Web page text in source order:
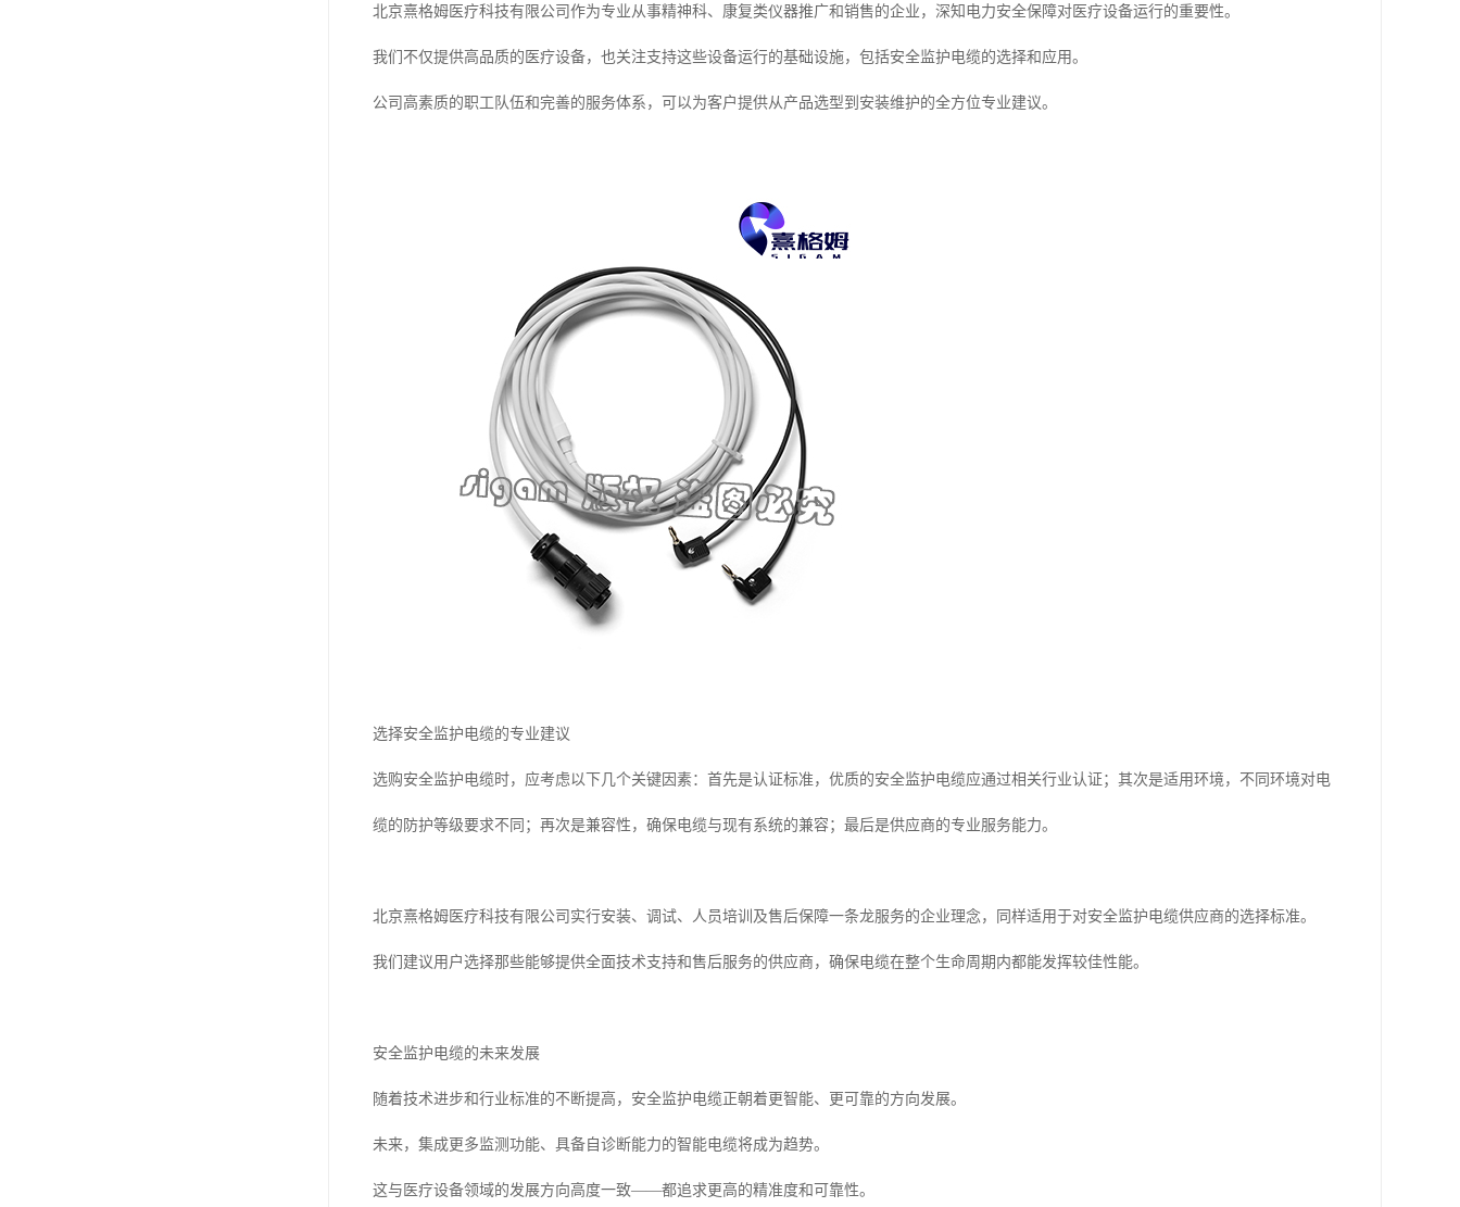
北京熹格姆医疗科技有限公司作为专业从事精神科、康复类仪器推广和销售的企业，深知电力安全保障对医疗设备运行的重要性。
我们不仅提供高品质的医疗设备，也关注支持这些设备运行的基础设施，包括安全监护电缆的选择和应用。
公司高素质的职工队伍和完善的服务体系，可以为客户提供从产品选型到安装维护的全方位专业建议。
选择安全监护电缆的专业建议
选购安全监护电缆时，应考虑以下几个关键因素：首先是认证标准，优质的安全监护电缆应通过相关行业认证；其次是适用环境，不同环境对电
缆的防护等级要求不同；再次是兼容性，确保电缆与现有系统的兼容；最后是供应商的专业服务能力。
北京熹格姆医疗科技有限公司实行安装、调试、人员培训及售后保障一条龙服务的企业理念，同样适用于对安全监护电缆供应商的选择标准。
我们建议用户选择那些能够提供全面技术支持和售后服务的供应商，确保电缆在整个生命周期内都能发挥较佳性能。
安全监护电缆的未来发展
随着技术进步和行业标准的不断提高，安全监护电缆正朝着更智能、更可靠的方向发展。
未来，集成更多监测功能、具备自诊断能力的智能电缆将成为趋势。
这与医疗设备领域的发展方向高度一致——都追求更高的精准度和可靠性。